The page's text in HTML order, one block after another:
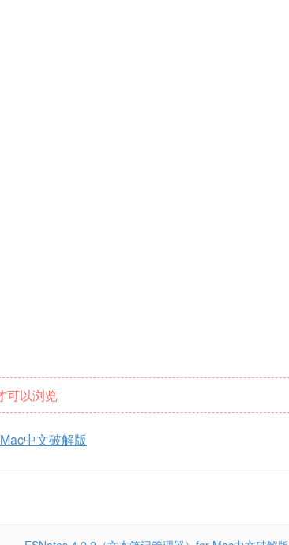
可以浏览
中文破解版